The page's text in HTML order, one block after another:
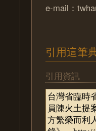
e-mail：
引用這筆
引用資訊